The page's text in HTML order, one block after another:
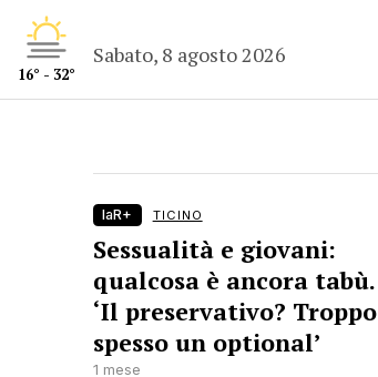
16° - 32°
Sabato, 8 agosto 2026
laR+ TICINO
Sessualità e giovani:
qualcosa è ancora tabù.
‘Il preservativo? Troppo
spesso un optional’
1 mese